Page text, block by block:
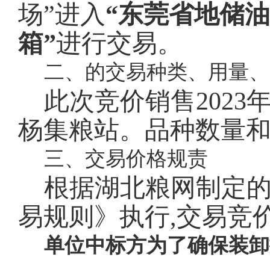
场”进入“东莞省地储
箱”进行交易。
二、的交易种类、用量
此次竞价销售2023
杨集粮站。品种数量
三、交易价格规责
根据湖北粮网制定
易规则》执行,交易竞
单位中标方为了确保装